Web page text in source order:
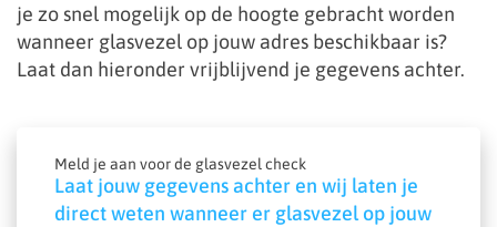
je zo snel mogelijk op de hoogte gebracht worden
wanneer glasvezel op jouw adres beschikbaar is?
Laat dan hieronder vrijblijvend je gegevens achter.
Meld je aan voor de glasvezel check
Laat jouw gegevens achter en wij laten je
direct weten wanneer er glasvezel op jouw